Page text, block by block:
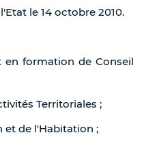
le 14 octobre 2010.
en formation de Conseil
Territoriales ;
et de l'Habitation ;